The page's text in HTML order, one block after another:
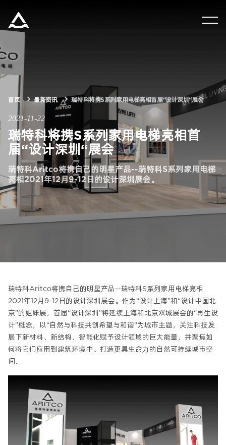
集团资讯
产品中心
解决方案
关于瑞特科
合作伙伴
CN
首页 最新资讯 瑞特科将携S系列家用电梯亮相首届“设计深圳“展会
2021-11-22
瑞特科将携S系列家用电梯亮相首
届“设计深圳“展会
瑞特科Aritco将携自己的明星产品--瑞特科S系列家用电梯
亮相2021年12月9-12日的设计深圳展会。
瑞特科Aritco将携自己的明星产品--瑞特科S系列家用电梯亮相
2021年12月9-12日的设计深圳展会。作为“设计上海”和“设计中国北
京”的姐妹展，首届“设计深圳”将延续上海和北京双城展会的“再生设
计”概念，以“自然与科技共创希望与和谐”为城市主题，关注科技发
展下新材料、新结构、智能化赋予设计领域的巨大能量，并聚焦如
何将它们应用到建筑环境中。打造更具生命力的自然可持续城市空
间。